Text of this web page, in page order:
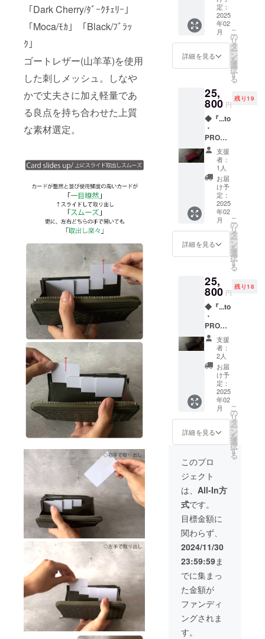
「Dark Cherry/ﾀﾞｰｸﾁｪﾘｰ」
「Moca/ﾓｶ」「Black/ﾌﾞﾗｯ
ｸ」
ゴートレザー(山羊革)を使用
した刺しメッシュ。しなや
かで丈夫さに加え軽量であ
る良点を持ち合わせた上質
な素材選定。
ウィル
ス等の
影響な
どを含
な要因
で材料
におい
て通常
よりお
時間を
要する
可能性
がござ
いま
す。こ
の影響
で、リ
ターン
のお届
けが遅
れる場
りま
す。予
い。
らかじ
めご了
承くだ
さい。
※多くの
ご支援
上した
場合、
一般販
売価格
が販売
予定価
格より
下がる
可能性
がござ
いま
す。 ※
世界情
勢及び
ウィル
影響な
どを含
で材料
仕入れ
や製造
におい
て通常
よりお
時間を
要する
可能性
がござ
いま
す。こ
の影響
で、リ
ターン
けが遅
れる場
りま
す。予
めご了
承下さ
い。
先着20
名様の
み、
25,800
円で予
約購入
デザイ
ン・仕
様等、
一部変
更にな
る場合
がござ
いま
す。あ
らかじ
めご了
承くだ
さい。
※多くの
ご支援
により
量産効
一般販
売価格
が販売
予定価
格より
下がる
可能性
がござ
いま
す。 ※
世界情
勢及び
ウィル
ス等の
影響な
む様々
な要因
仕入れ
や製造
におい
て通常
時間を
要する
可能性
がござ
いま
す。こ
の影響
で、リ
ターン
のお届
けが遅
れる場
合があ
カ」1個
【お届
け予
定：
2025年
2月末頃
発送】
※消費
料込み
※一般販
売予定
価格
34,100
円(税
込・送
料込)の
製品を
先着20
名様の
み、
25,800
円で予
約購入
いただ
けま
様等、
一部変
更にな
る場合
がござ
いま
す。あ
らかじ
めご了
承くだ
さい。
※多くの
ご支援
により
量産効
率が向
上した
売価格
予定価
格より
下がる
可能性
がござ
いま
す。 ※
世界情
ウィル
ス等の
影響な
どを含
む様々
な要因
で材料
定：
2025
年02
月
詳細を見る
こ
の
リ
タ
ー
ン
を
選
択
す
る
25,
800 円
残り19
◆『...to
・
PROUD
Y_mini
Mesh』
「Dark
Cherry
・ダー
クチェ
リー」1
届け予
定：
2025年
2月末頃
※消費
税・送
料込み
※一般販
売予定
価格
34,100
円(税
込・送
料込)の
製品を
先着20
名様の
み、
25,800
円で予
約購入
す。 ※
デザイ
ン・仕
様等、
一部変
更にな
る場合
がござ
いま
す。あ
らかじ
めご了
承くだ
さい。
※多くの
ご支援
により
量産効
支援
者：
1人
お届
け予
定：
2025
年02
月
詳細を見る
こ
の
リ
タ
ー
ン
を
選
択
す
る
25,
800 円
残り18
◆『...to
・
PROUD
Y_mini
Mesh』
「Black
・ブ
ラッ
ク」1個
【お届
け予
定：
2025年
2月末頃
発送】
※消費
税・送
料込み
※一般販
売予定
価格
34,100
円(税
込・送
料込)の
製品を
先着20
名様の
み、
25,800
円で予
約購入
いただ
支援
者：
2人
お届
け予
定：
2025
年02
月
詳細を見る
こ
の
リ
タ
ー
ン
を
選
択
す
る
このプロ
ジェクト
は、 All-In方
式です。
目標金額に
関わらず、
2024/11/30
23:59:59ま
でに集まっ
た金額が
ファンディ
ングされま
す。